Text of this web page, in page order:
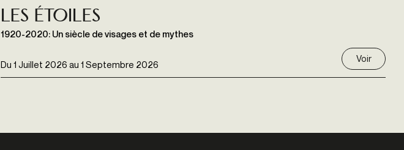
Du 1 Juillet 2026 au 1 Septembre 2026
Les étoiles
1920-2020: Un siècle de visages et de mythes
Voir